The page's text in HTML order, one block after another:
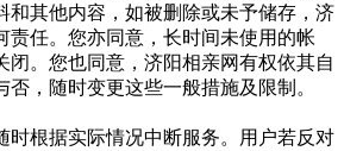
和其他内容，如被删除或未予储存，济
责任。您亦同意，长时间未使用的帐
闭。您也同意，济阳相亲网有权依其自
，随时变更这些一般措施及限制。
时根据实际情况中断服务。用户若反对